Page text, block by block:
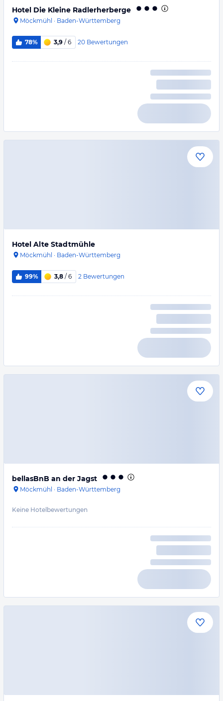
Hotel Die Kleine Radlerherberge
Möckmühl · Baden-Württemberg
78% 3,9 / 6 20 Bewertungen
Hotel Alte Stadtmühle
Möckmühl · Baden-Württemberg
99% 3,8 / 6 2 Bewertungen
bellasBnB an der Jagst
Möckmühl · Baden-Württemberg
Keine Hotelbewertungen